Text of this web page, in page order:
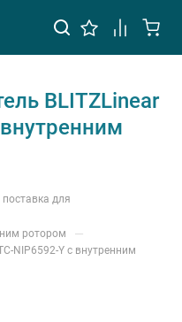
BLITZLinear
для
ротором —
NIP6592-Y с внутренним